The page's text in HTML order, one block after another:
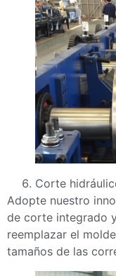
Corte
Adopte nuestro
de corte integrado
reemplazar el
tamaños de las